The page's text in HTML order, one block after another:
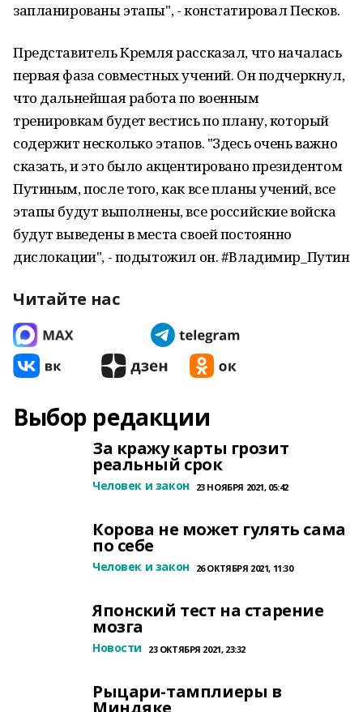
запланированы этапы", - констатировал Песков.
Представитель Кремля рассказал, что началась
первая фаза совместных учений. Он подчеркнул,
что дальнейшая работа по военным
тренировкам будет вестись по плану, который
содержит несколько этапов. "Здесь очень важно
сказать, и это было акцентировано президентом
Путиным, после того, как все планы учений, все
этапы будут выполнены, все российские войска
будут выведены в места своей постоянно
дислокации", - подытожил он. #Владимир_Путин
Читайте нас
Выбор редакции
За кражу карты грозит
реальный срок
Человек и закон 23 НОЯБРЯ 2021, 05:42
Корова не может гулять сама
по себе
Человек и закон 26 ОКТЯБРЯ 2021, 11:30
Японский тест на старение
мозга
Новости 23 ОКТЯБРЯ 2021, 23:32
Рыцари-тамплиеры в
Миндяке